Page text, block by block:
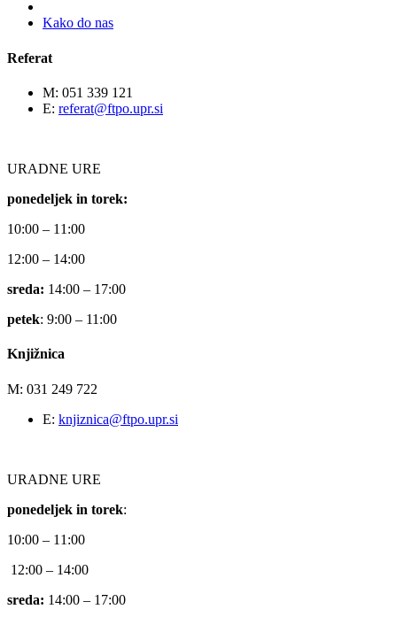
Kako do nas
Referat
M: 051 339 121
E: referat@ftpo.upr.si
URADNE URE
ponedeljek in torek:
10:00 – 11:00
12:00 – 14:00
sreda: 14:00 – 17:00
petek: 9:00 – 11:00
Knjižnica
M: 031 249 722
E: knjiznica@ftpo.upr.si
URADNE URE
ponedeljek in torek:
10:00 – 11:00
12:00 – 14:00
sreda: 14:00 – 17:00